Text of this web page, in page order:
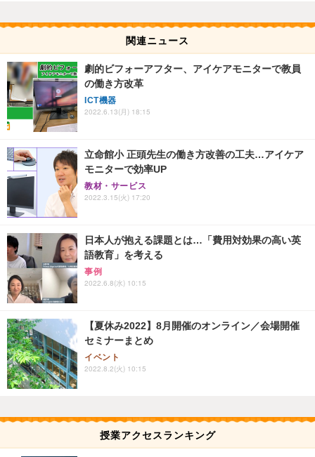
関連ニュース
劇的ビフォーアフター、アイケアモニターで教員
の働き方改革
ICT機器
2022.6.13(月) 18:15
立命館小 正頭先生の働き方改善の工夫…アイケア
モニターで効率UP
教材・サービス
2022.3.15(火) 17:20
日本人が抱える課題とは…「費用対効果の高い英
語教育」を考える
事例
2022.6.8(水) 10:15
【夏休み2022】8月開催のオンライン／会場開催
セミナーまとめ
イベント
2022.8.2(火) 10:15
授業アクセスランキング